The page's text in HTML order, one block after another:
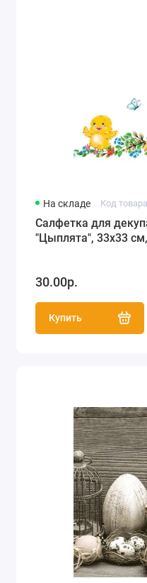
На складе Код
Салфетка для
"Цыплята", 33х33
30.00р.
Купить